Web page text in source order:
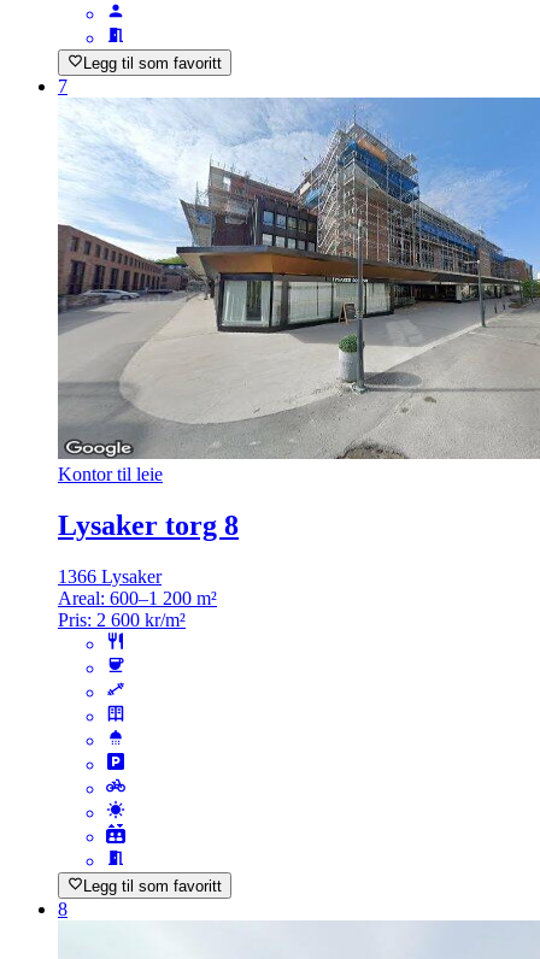
Legg til som favoritt
7
Kontor til leie
Lysaker torg 8
1366 Lysaker
Areal: 600–1 200 m²
Pris: 2 600 kr/m²
Legg til som favoritt
8